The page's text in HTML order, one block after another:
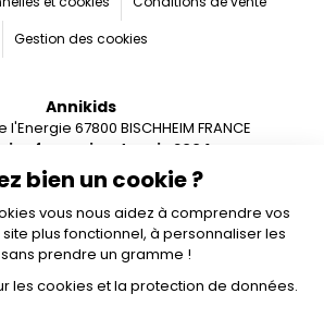
bien un cookie ?
vous nous aidez à comprendre vos
plus fonctionnel, à personnaliser les
prendre un gramme !
les cookies et la protection de données.
Gestion des cookies
Annikids
67800 BISCHHEIM FRANCE
française depuis 2004